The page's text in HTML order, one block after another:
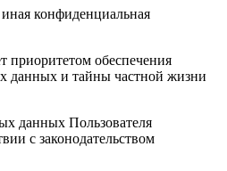
конфиденциальная
приоритетом обеспечения
данных и тайны частной жизни
данных Пользователя
с законодательством